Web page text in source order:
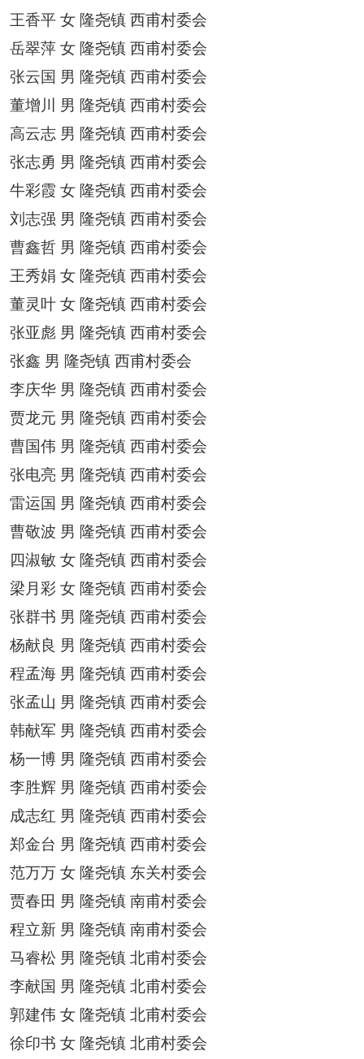
王香平 女 隆尧镇 西甫村委会
岳翠萍 女 隆尧镇 西甫村委会
张云国 男 隆尧镇 西甫村委会
董增川
男 隆尧镇 西甫村委会
高云志 男 隆尧镇 西甫村委会
张志勇 男 隆尧镇 西甫村委会
牛彩霞 女 隆尧镇 西甫村委会
刘志强 男 隆尧镇 西甫村委会
曹鑫哲 男 隆尧镇 西甫村委会
王秀娟 女 隆尧镇 西甫村委会
董灵叶 女 隆尧镇 西甫村委会
张亚彪 男 隆尧镇 西甫村委会
张鑫 男 隆尧镇 西甫村委会
李庆华 男 隆尧镇 西甫村委会
贾龙元 男 隆尧镇 西甫村委会
曹国伟 男 隆尧镇 西甫村委会
张电亮 男 隆尧镇 西甫村委会
雷运国 男 隆尧镇 西甫村委会
曹敬波 男 隆尧镇 西甫村委会
四淑敏 女 隆尧镇 西甫村委会
梁月彩 女 隆尧镇 西甫村委会
张群书 男 隆尧镇 西甫村委会
杨献良 男 隆尧镇 西甫村委会
程孟海 男 隆尧镇 西甫村委会
张孟山 男 隆尧镇 西甫村委会
韩献军 男 隆尧镇 西甫村委会
杨一博 男 隆尧镇 西甫村委会
李胜辉 男 隆尧镇 西甫村委会
成志红 男 隆尧镇 西甫村委会
郑金台 男 隆尧镇 西甫村委会
范万万 女 隆尧镇 东关村委会
贾春田 男 隆尧镇 南甫村委会
程立新 男 隆尧镇 南甫村委会
马睿松 男 隆尧镇 北甫村委会
李献国 男 隆尧镇 北甫村委会
郭建伟 女 隆尧镇 北甫村委会
徐印书 女 隆尧镇 北甫村委会